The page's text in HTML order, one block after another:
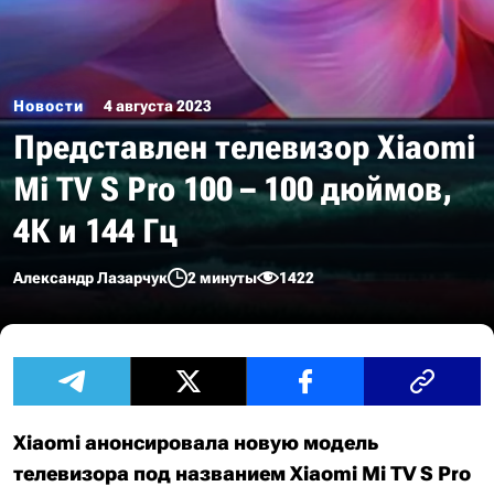
Новости 4 августа 2023
Представлен телевизор Xiaomi
Mi TV S Pro 100 – 100 дюймов,
4К и 144 Гц
Александр Лазарчук 2 минуты 1422
Xiaomi анонсировала новую модель
телевизора под названием Xiaomi Mi TV S Pro